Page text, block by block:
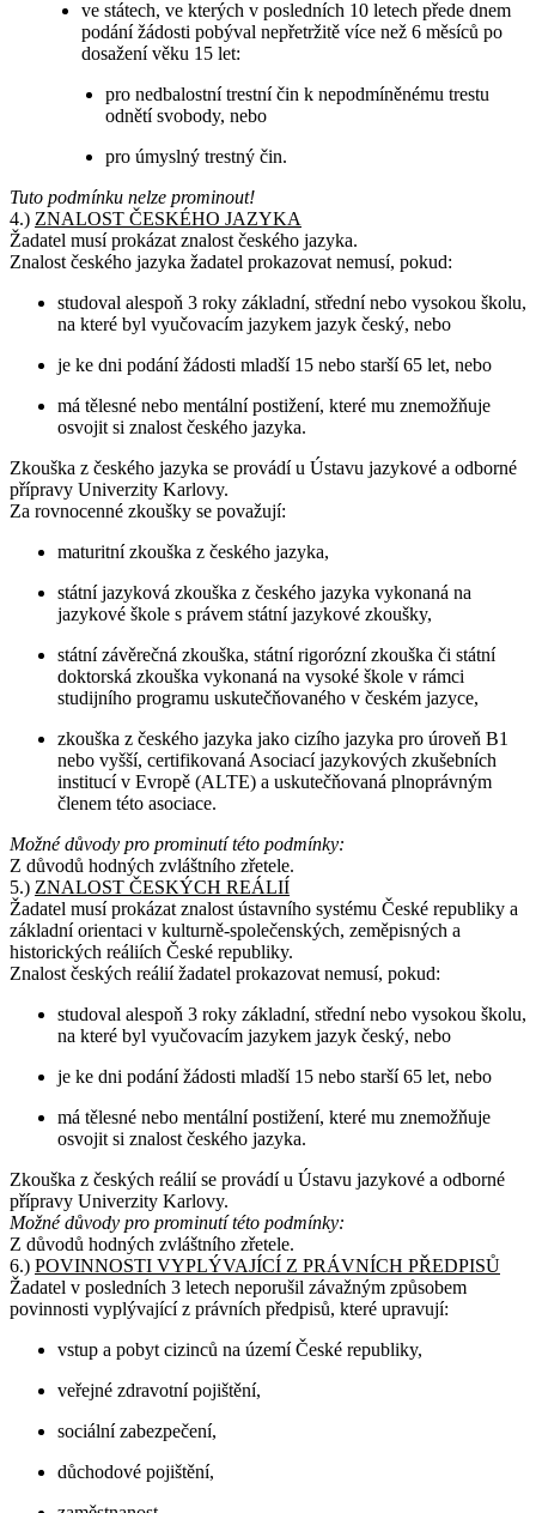
ve státech, ve kterých v posledních 10 letech přede dnem
podání žádosti pobýval nepřetržitě více než 6 měsíců po
dosažení věku 15 let:
pro nedbalostní trestní čin k nepodmíněnému trestu
odnětí svobody, nebo
pro úmyslný trestný čin.
Tuto podmínku nelze prominout!
4.) ZNALOST ČESKÉHO JAZYKA
Žadatel musí prokázat znalost českého jazyka.
Znalost českého jazyka žadatel prokazovat nemusí, pokud:
studoval alespoň 3 roky základní, střední nebo vysokou školu,
na které byl vyučovacím jazykem jazyk český, nebo
je ke dni podání žádosti mladší 15 nebo starší 65 let, nebo
má tělesné nebo mentální postižení, které mu znemožňuje
osvojit si znalost českého jazyka.
Zkouška z českého jazyka se provádí u Ústavu jazykové a odborné
přípravy Univerzity Karlovy.
Za rovnocenné zkoušky se považují:
maturitní zkouška z českého jazyka,
státní jazyková zkouška z českého jazyka vykonaná na
jazykové škole s právem státní jazykové zkoušky,
státní závěrečná zkouška, státní rigorózní zkouška či státní
doktorská zkouška vykonaná na vysoké škole v rámci
studijního programu uskutečňovaného v českém jazyce,
zkouška z českého jazyka jako cizího jazyka pro úroveň B1
nebo vyšší, certifikovaná Asociací jazykových zkušebních
institucí v Evropě (ALTE) a uskutečňovaná plnoprávným
členem této asociace.
Možné důvody pro prominutí této podmínky:
Z důvodů hodných zvláštního zřetele.
5.) ZNALOST ČESKÝCH REÁLIÍ
Žadatel musí prokázat znalost ústavního systému České republiky a
základní orientaci v kulturně-společenských, zeměpisných a
historických reáliích České republiky.
Znalost českých reálií žadatel prokazovat nemusí, pokud:
studoval alespoň 3 roky základní, střední nebo vysokou školu,
na které byl vyučovacím jazykem jazyk český, nebo
je ke dni podání žádosti mladší 15 nebo starší 65 let, nebo
má tělesné nebo mentální postižení, které mu znemožňuje
osvojit si znalost českého jazyka.
Zkouška z českých reálií se provádí u Ústavu jazykové a odborné
přípravy Univerzity Karlovy.
Možné důvody pro prominutí této podmínky:
Z důvodů hodných zvláštního zřetele.
6.) POVINNOSTI VYPLÝVAJÍCÍ Z PRÁVNÍCH PŘEDPISŮ
Žadatel v posledních 3 letech neporušil závažným způsobem
povinnosti vyplývající z právních předpisů, které upravují:
vstup a pobyt cizinců na území České republiky,
veřejné zdravotní pojištění,
sociální zabezpečení,
důchodové pojištění,